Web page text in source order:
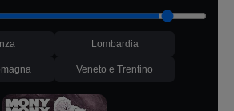
Lombardia
Veneto e Trentino